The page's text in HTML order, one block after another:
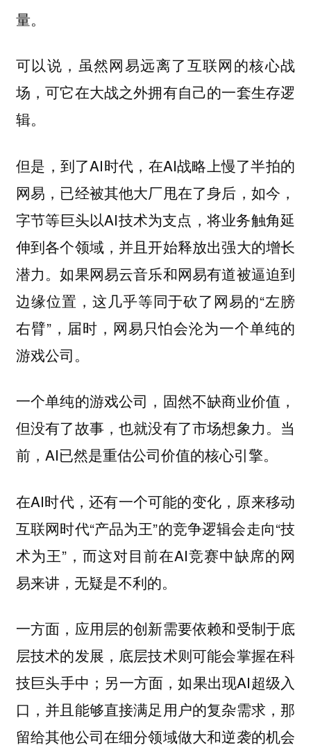
量。
可以说，虽然网易远离了互联网的核心战
场，可它在大战之外拥有自己的一套生存逻
辑。
但是，到了AI时代，在AI战略上慢了半拍的
网易，已经被其他大厂甩在了身后，如今，
字节等巨头以AI技术为支点，将业务触角延
伸到各个领域，并且开始释放出强大的增长
潜力。如果网易云音乐和网易有道被逼迫到
边缘位置，这几乎等同于砍了网易的“左膀
右臂”，届时，网易只怕会沦为一个单纯的
游戏公司。
一个单纯的游戏公司，固然不缺商业价值，
但没有了故事，也就没有了市场想象力。当
前，AI已然是重估公司价值的核心引擎。
在AI时代，还有一个可能的变化，原来移动
互联网时代“产品为王”的竞争逻辑会走向“技
术为王”，而这对目前在AI竞赛中缺席的网
易来讲，无疑是不利的。
一方面，应用层的创新需要依赖和受制于底
层技术的发展，底层技术则可能会掌握在科
技巨头手中；另一方面，如果出现AI超级入
口，并且能够直接满足用户的复杂需求，那
留给其他公司在细分领域做大和逆袭的机会